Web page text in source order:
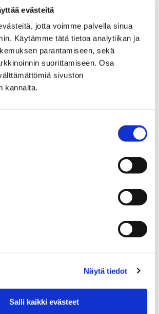
evästeitä
jotta voimme palvella sinua
Käytämme tätä tietoa analytiikan ja
parantamiseen, sekä
suorittamiseen. Osa
sivuston
kannalta.
Näytä tiedot
Salli kaikki evästeet
STEP BY STEP -HANKKEEN